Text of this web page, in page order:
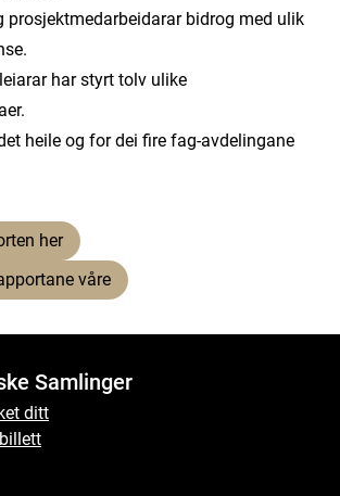
prosjektmedarbeidarar bidrog med ulik
har styrt tolv ulike
heile og for dei fire fag-avdelingane
her
våre
Samlinger
ditt